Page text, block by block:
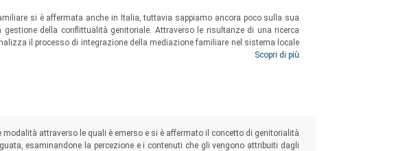
si è affermata anche in Italia, tuttavia sappiamo ancora poco sulla sua
della conflittualità genitoriale. Attraverso le risultanze di una ricerca
il processo di integrazione della mediazione familiare nel sistema locale
dei significati associati alla mediazione familiare stia contribuendo a
degli operatori sociali e giuridici.
Scopri di più
modalità attraverso le quali è emerso e si è affermato il concetto di genitorialità
esaminandone la percezione e i contenuti che gli vengono attribuiti dagli